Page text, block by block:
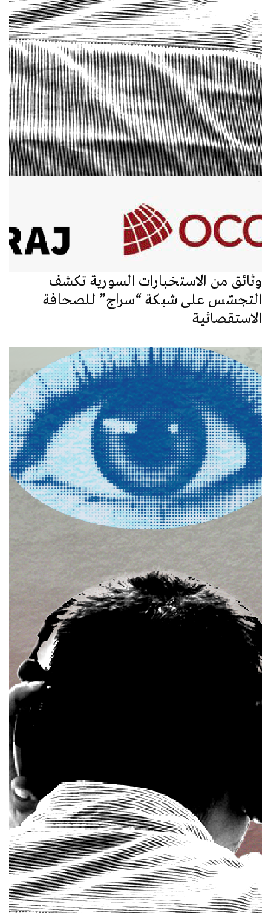
وثائق من الاستخبارات السورية تكشف
التجسّس على شبكة “سراج” للصحافة
الاستقصائية